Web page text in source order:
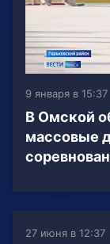
9 января в 15:37
В Омской
массовые
27 июня в 12:37